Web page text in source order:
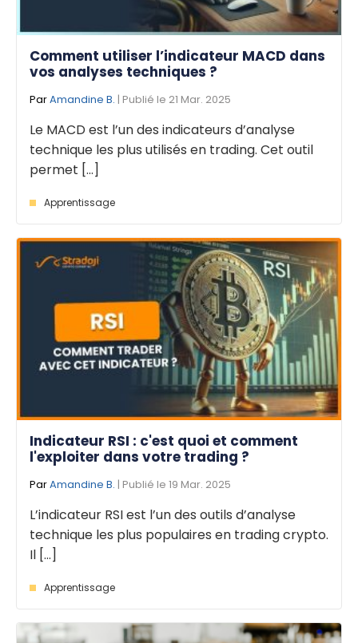
Comment utiliser l’indicateur MACD dans
vos analyses techniques ?
ParAmandine B. | Publié le 21 Mar. 2025
Le MACD est l’un des indicateurs d’analyse
technique les plus utilisés en trading. Cet outil
permet [...]
Apprentissage
Indicateur RSI : c'est quoi et comment
l'exploiter dans votre trading ?
ParAmandine B. | Publié le 19 Mar. 2025
L’indicateur RSI est l’un des outils d’analyse
technique les plus populaires en trading crypto.
Il [...]
Apprentissage